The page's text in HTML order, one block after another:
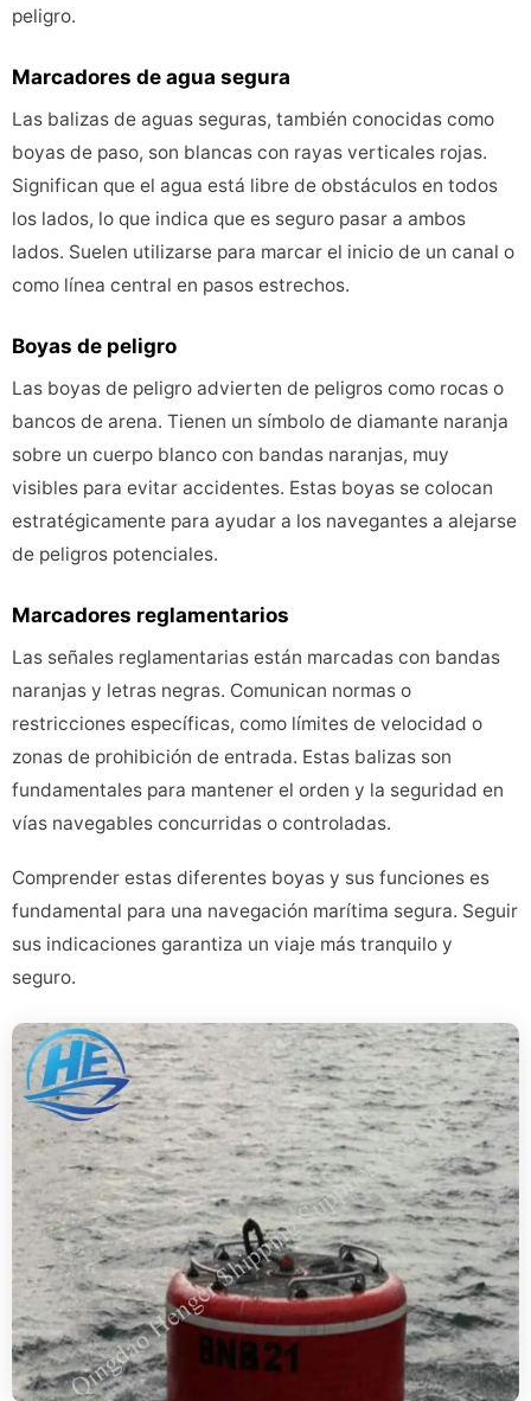
peligro.
Marcadores de agua segura
Las balizas de aguas seguras, también conocidas como
boyas de paso, son blancas con rayas verticales rojas.
Significan que el agua está libre de obstáculos en todos
los lados, lo que indica que es seguro pasar a ambos
lados. Suelen utilizarse para marcar el inicio de un canal o
como línea central en pasos estrechos.
Boyas de peligro
Las boyas de peligro advierten de peligros como rocas o
bancos de arena. Tienen un símbolo de diamante naranja
sobre un cuerpo blanco con bandas naranjas, muy
visibles para evitar accidentes. Estas boyas se colocan
estratégicamente para ayudar a los navegantes a alejarse
de peligros potenciales.
Marcadores reglamentarios
Las señales reglamentarias están marcadas con bandas
naranjas y letras negras. Comunican normas o
restricciones específicas, como límites de velocidad o
zonas de prohibición de entrada. Estas balizas son
fundamentales para mantener el orden y la seguridad en
vías navegables concurridas o controladas.
Comprender estas diferentes boyas y sus funciones es
fundamental para una navegación marítima segura. Seguir
sus indicaciones garantiza un viaje más tranquilo y
seguro.